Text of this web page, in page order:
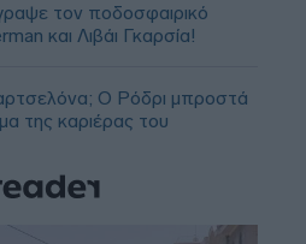
τον ποδοσφαιρικό
και Λιβάι Γκαρσία!
Ο Ρόδρι μπροστά
της καριέρας του